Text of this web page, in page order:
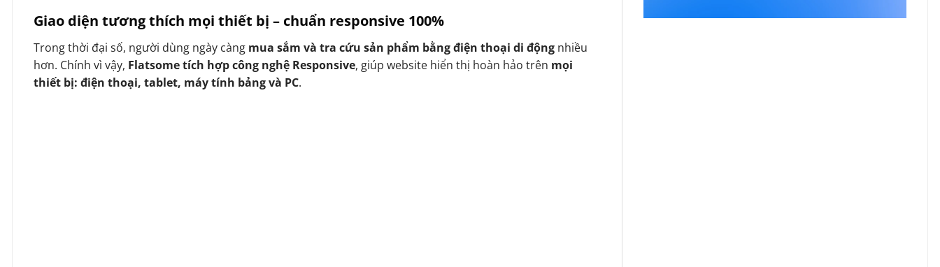
Giao diện tương thích mọi thiết bị – chuẩn responsive 100%
Trong thời đại số, người dùng ngày càng mua sắm và tra cứu sản phẩm bằng điện thoại di động nhiều
hơn. Chính vì vậy, Flatsome tích hợp công nghệ Responsive, giúp website hiển thị hoàn hảo trên mọi
thiết bị: điện thoại, tablet, máy tính bảng và PC.